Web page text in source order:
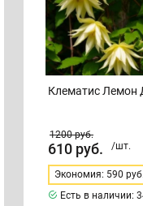
Клематис
1200руб.
610 руб. /шт.
Экономия: 590 руб.
Есть в наличии: